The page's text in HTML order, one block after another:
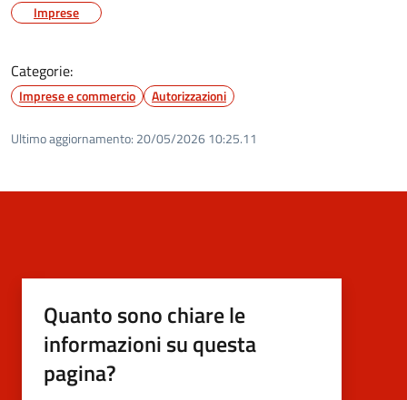
Imprese
Categorie:
Imprese e commercio Autorizzazioni
Ultimo aggiornamento: 20/05/2026 10:25.11
Quanto sono chiare le
informazioni su questa
pagina?